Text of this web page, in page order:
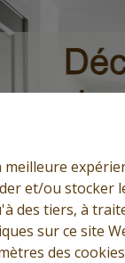
et/ou stocker
des tiers, à
sur ce site
des